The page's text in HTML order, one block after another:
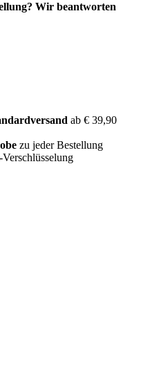
Wir beantworten
ab € 39,90
zu jeder Bestellung